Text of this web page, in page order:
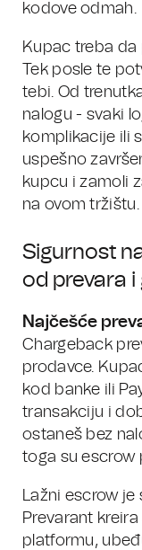
kodove odmah.
Kupac treba da
Tek posle te
tebi. Od
nalogu - svaki
komplikacije ili
uspešno
kupcu i zamoli
na ovom tržištu.
Sigurnost
od prevara i
Najčešće
Chargeback
prodavce.
kod banke ili
transakciju i
ostaneš bez
toga su escrow
Lažni escrow je
Prevarant
platformu,